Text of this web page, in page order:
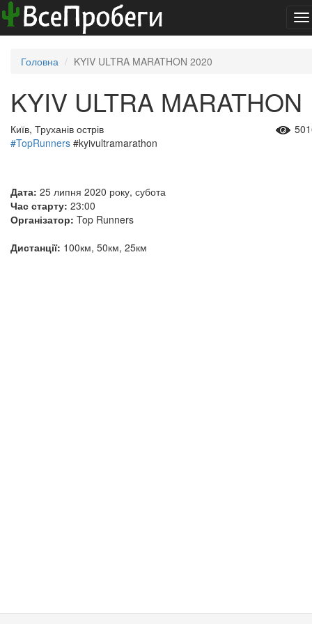
Головна KYIV ULTRA MARATHON 2020
KYIV ULTRA MARATHON
Київ, Труханів острів
#TopRunners #kyivultramarathon
Дата: 25 липня 2020 року, субота
Час старту: 23:00
Організатор: Top Runners
Дистанції: 100км, 50км, 25км